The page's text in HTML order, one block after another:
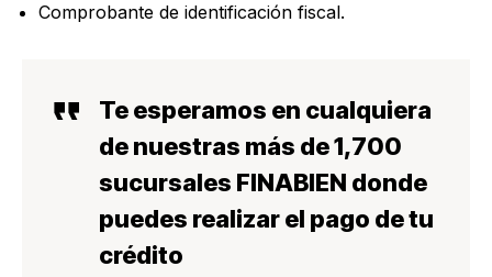
Comprobante de identificación fiscal.
Te esperamos en cualquiera
de nuestras más de 1,700
sucursales FINABIEN donde
puedes realizar el pago de tu
crédito